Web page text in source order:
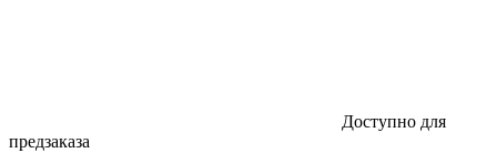
Доступно для
предзаказа